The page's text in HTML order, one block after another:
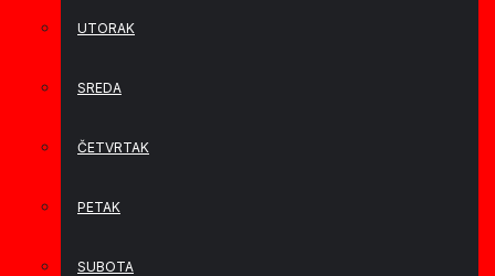
UTORAK
SREDA
ČETVRTAK
PETAK
SUBOTA